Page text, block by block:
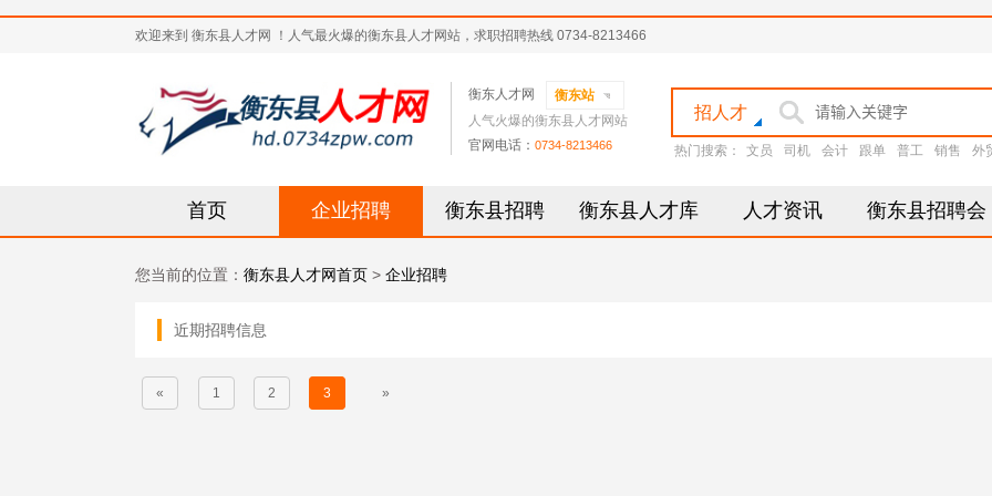
欢迎来到 衡东县人才网 ！人气最火爆的衡东县人才网站，求职招聘热线 0734-8213466
衡东人才网
衡东站
人气火爆的衡东县人才网站
官网电话： 0734-8213466
招人才
热门搜索： 文员 司机 会计 跟单 普工 销售 外
首页 企业招聘 衡东县招聘 衡东县人才库 人才资讯 衡东县招聘会
您当前的位置： 衡东县人才网首页 > 企业招聘
近期招聘信息
« 1 2 3 »